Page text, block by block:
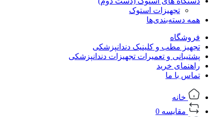
تجهیزات استوک
همه دسته‌بندی‌ها
فروشگاه
تجهیز مطب و کلینیک دندانپزشکی
پشتیبانی و تعمیرات تجهیزات دندانپزشکی
راهنمای خرید
تماس با ما
خانه
مقایسه 0